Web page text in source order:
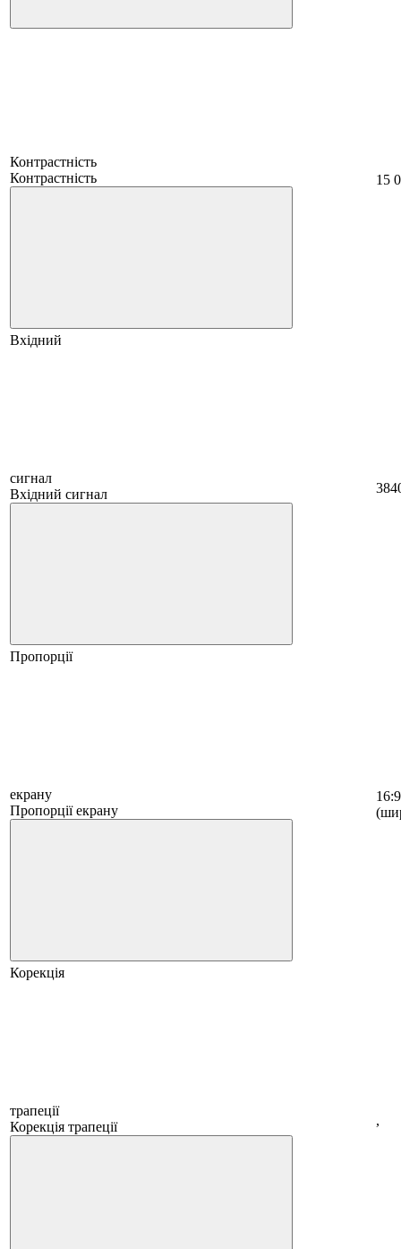
Контрастність
Контрастність
15
Вхідний
сигнал
Вхідний сигнал
Пропорції
екрану
Пропорції екрану
16:9
Корекція
трапеції
Корекція трапеції
,